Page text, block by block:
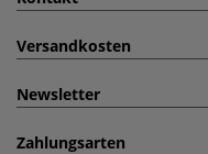
Versandkosten
Newsletter
Zahlungsarten